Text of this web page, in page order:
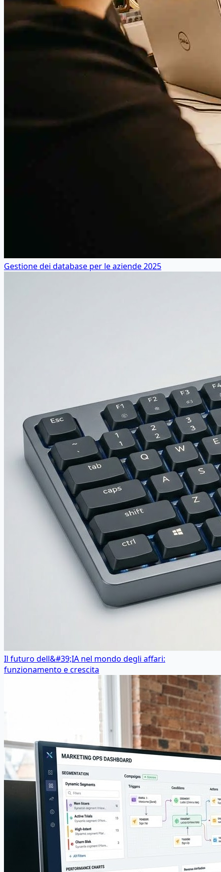
Gestione dei database per le aziende 2025
Il futuro dell&#39;IA nel mondo degli affari:
funzionamento e crescita